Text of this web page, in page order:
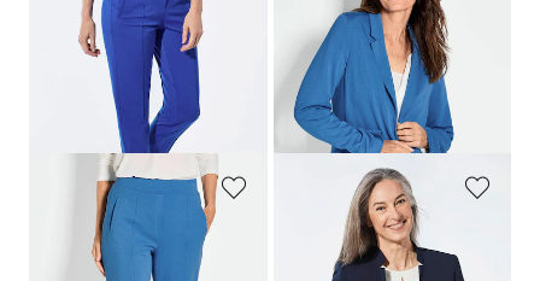
GOLDNER
Wijde broek SARA van viscose-jersey
139,95 €
GOLDNER
119,95 €
169,95 €
Laagste prijs van de afgelopen 30
dagen**: 139,95 € (-14%)
GOLDNER
Wijde broek SARA van viscose-jersey
139,95 €
Blazer met opstaande kraag
119,95 €169,95 €